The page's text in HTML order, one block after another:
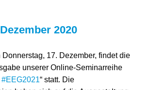
Wärme
Wasserstoff
Newsletter
Infomaterial
2020
17. Dezember, findet die
unserer Online-Seminarreihe
“ statt. Die